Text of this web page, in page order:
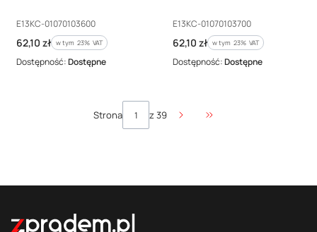
Kod producenta
E13KC-01070103600
Cena brutto
62,10 zł w tym %s VAT
w tym 23% VAT
Dostępność:Dostępne
Kod producenta
E13KC-01070103700
Cena brutto
62,10 zł w tym %s VAT
w tym 23% VAT
Dostępność:Dostępne
Strona z 39
Przejdź do ostatniej